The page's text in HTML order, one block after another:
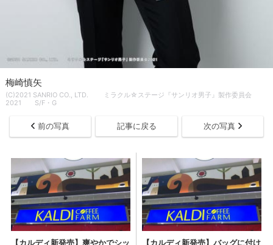
梅崎慎矢
(C)2021 SANRIO CO., LTD. ミラクル☆ステージ『サンリオ男子』製作委員会
2021 S/F・G
前の写真 記事に戻る 次の写真